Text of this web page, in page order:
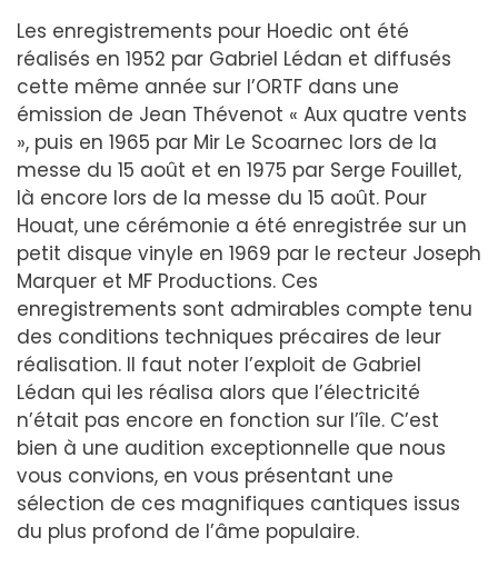
Les enregistrements pour Hoedic ont été
réalisés en 1952 par Gabriel Lédan et diffusés
cette même année sur l’ORTF dans une
émission de Jean Thévenot « Aux quatre vents
», puis en 1965 par Mir Le Scoarnec lors de la
messe du 15 août et en 1975 par Serge Fouillet,
là encore lors de la messe du 15 août. Pour
Houat, une cérémonie a été enregistrée sur un
petit disque vinyle en 1969 par le recteur Joseph
Marquer et MF Productions. Ces
enregistrements sont admirables compte tenu
des conditions techniques précaires de leur
réalisation. Il faut noter l’exploit de Gabriel
Lédan qui les réalisa alors que l’électricité
n’était pas encore en fonction sur l’île. C’est
bien à une audition exceptionnelle que nous
vous convions, en vous présentant une
sélection de ces magnifiques cantiques issus
du plus profond de l’âme populaire.